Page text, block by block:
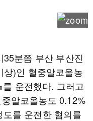
분쯤 부산 부산진
)인 혈중알코올농
운전했다. 그러고
알코올농도 0.12%
를 운전한 혐의를